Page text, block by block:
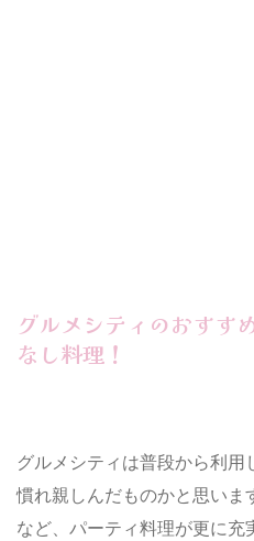
グルメシティのおすす
なし料理！
グルメシティは普段から利
慣れ親しんだものかと思い
など、パーティ料理が更に充